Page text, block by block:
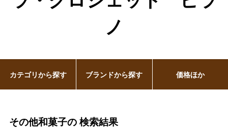
ノ
その他和菓子の検索結果
カテゴリから探す ブランドから探す 価格ほか